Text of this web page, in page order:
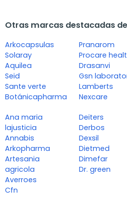
Otras marcas destacadas
Arkocapsulas
Solaray
Aquilea
Seid
Sante verte
Botánicapharma
Pranarom
Procare
Drasanvi
Gsn
Lamberts
Nexcare
Ana maria
lajusticia
Annabis
Arkopharma
Artesania
agricola
Averroes
Cfn
Deiters
Derbos
Dexsil
Dietmed
Dimefar
Dr. green